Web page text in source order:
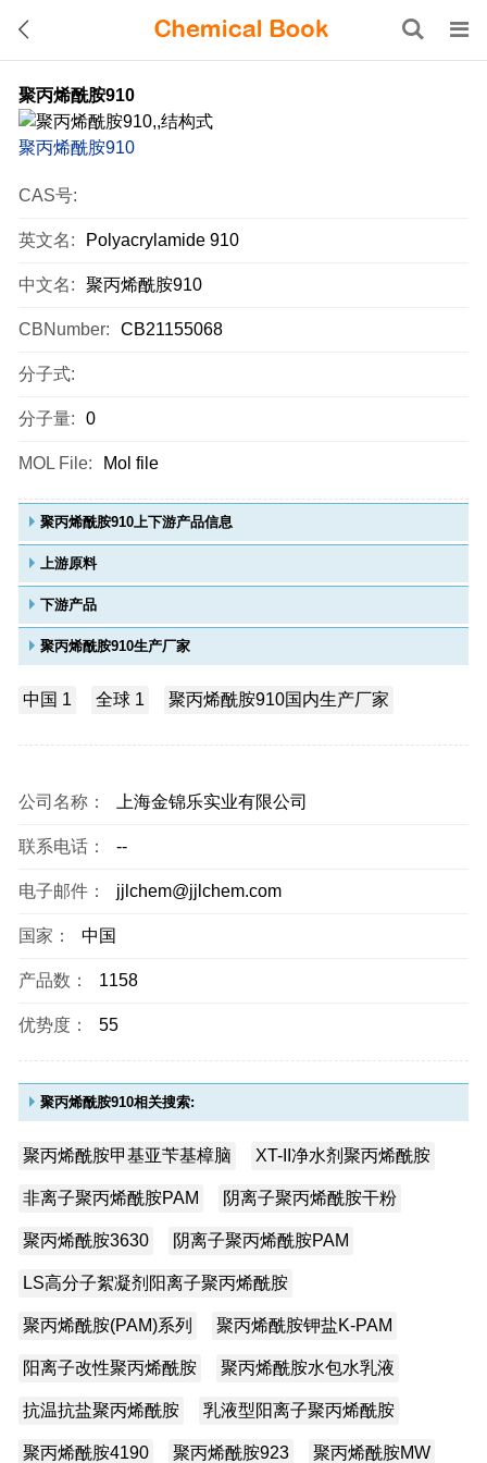
聚丙烯酰胺910
聚丙烯酰胺910
CAS号:
英文名: Polyacrylamide 910
中文名: 聚丙烯酰胺910
CBNumber: CB21155068
分子式:
分子量: 0
MOL File: Mol file
聚丙烯酰胺910上下游产品信息
上游原料
下游产品
聚丙烯酰胺910生产厂家
中国 1 全球 1 聚丙烯酰胺910国内生产厂家
公司名称： 上海金锦乐实业有限公司
联系电话： --
电子邮件： jjlchem@jjlchem.com
国家： 中国
产品数： 1158
优势度： 55
聚丙烯酰胺910相关搜索:
聚丙烯酰胺甲基亚苄基樟脑 XT-II净水剂聚丙烯酰胺
非离子聚丙烯酰胺PAM 阴离子聚丙烯酰胺干粉
聚丙烯酰胺3630 阴离子聚丙烯酰胺PAM
LS高分子絮凝剂阳离子聚丙烯酰胺
聚丙烯酰胺(PAM)系列 聚丙烯酰胺钾盐K-PAM
阳离子改性聚丙烯酰胺 聚丙烯酰胺水包水乳液
抗温抗盐聚丙烯酰胺 乳液型阳离子聚丙烯酰胺
聚丙烯酰胺4190 聚丙烯酰胺923 聚丙烯酰胺MW